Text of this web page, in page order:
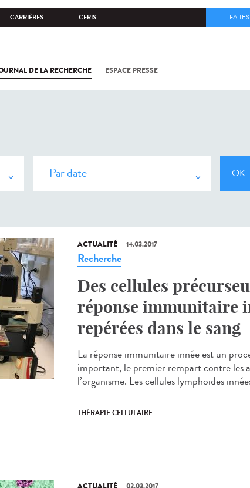
CARRIÈRES CERIS
DE LA RECHERCHE ESPACE PRESSE
COV-2 /
ACTUALITÉ 14.03.2017
Recherche
Des cellules
réponse immunitaire
repérées dans le sang
La réponse immunitaire innée est un
important, le premier rempart contre les
l’organisme. Les cellules lymphoïdes
THÉRAPIE CELLULAIRE